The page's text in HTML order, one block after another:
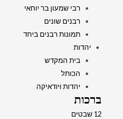
רבי שמעון בר יוחאי
רבנים שונים
תמונות רבנים ביחד
יהדות
בית המקדש
הכותל
יהדות ויודאיקה
ברכות
12 שבטים